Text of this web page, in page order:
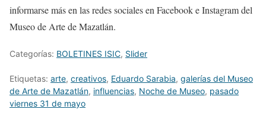
informarse más en las redes sociales en Facebook e Instagram del
Museo de Arte de Mazatlán.
Categorías: BOLETINES ISIC, Slider
Etiquetas: arte, creativos, Eduardo Sarabia, galerías del Museo
de Arte de Mazatlán, influencias, Noche de Museo, pasado
viernes 31 de mayo